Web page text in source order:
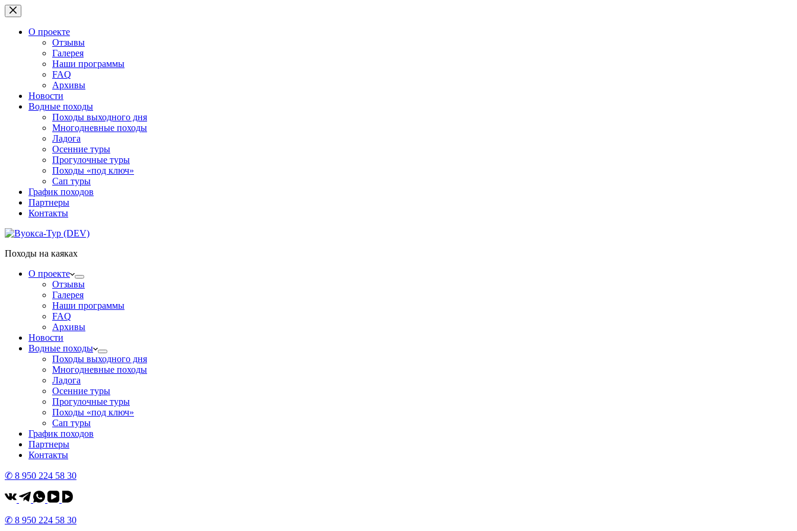
Перейти
к
сути
О проекте
Отзывы
Галерея
Наши программы
FAQ
Архивы
Новости
Водные походы
Походы выходного дня
Многодневные походы
Ладога
Осенние туры
Прогулочные туры
Походы «под ключ»
Сап туры
График походов
Партнеры
Контакты
Походы на каяках
О проекте
Отзывы
Галерея
Наши программы
FAQ
Архивы
Новости
Водные походы
Походы выходного дня
Многодневные походы
Ладога
Осенние туры
Прогулочные туры
Походы «под ключ»
Сап туры
График походов
Партнеры
Контакты
✆ 8 950 224 58 30
✆ 8 950 224 58 30